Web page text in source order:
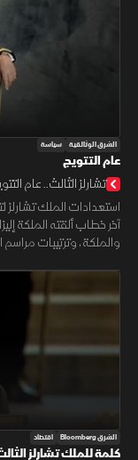
الشرق الوثائقية سياسة
عام التتويج
تشارلز الثالث.. عام
استعدادات الملك تشارلز
آخر خطاب ألقته الملكة
والملكة، وترتيبات مراسم
الشرق Bloomberg اقتصاد
كلمة للملك تشارلز